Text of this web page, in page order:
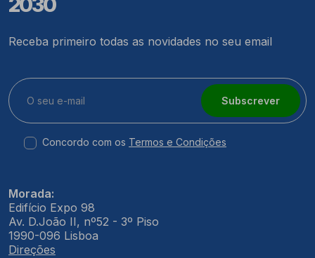
Receba primeiro todas as novidades no seu email
Subscrever
Concordo com os Termos e Condições
Morada:
Edifício Expo 98
Av. D.João II, nº52 - 3º Piso
1990-096 Lisboa
Direções